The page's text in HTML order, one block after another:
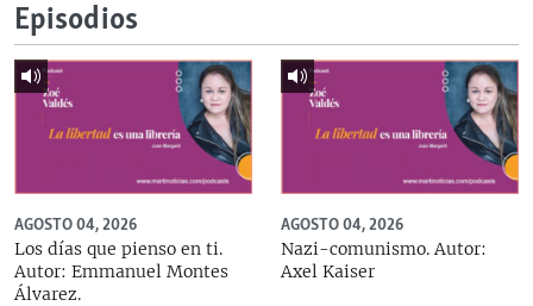
Episodios
AGOSTO 04, 2026
Los días que pienso en ti.
Autor: Emmanuel Montes
Álvarez.
AGOSTO 04, 2026
Nazi-comunismo. Autor:
Axel Kaiser